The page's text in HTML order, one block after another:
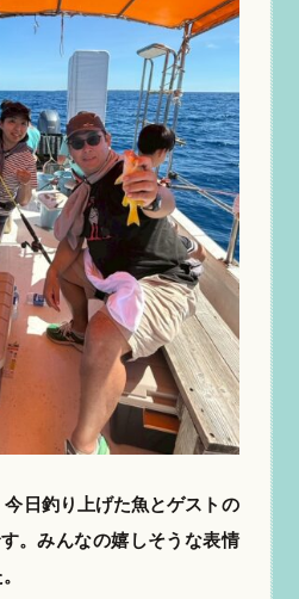
日釣り上げた魚とゲストの
。みんなの嬉しそうな表情